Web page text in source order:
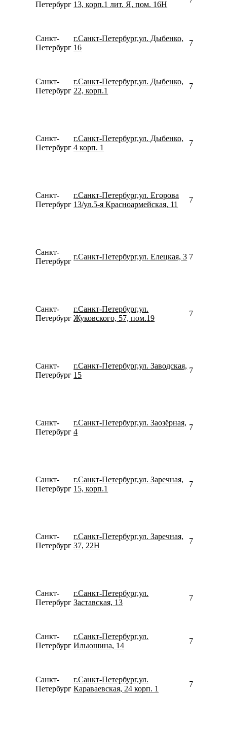
Петербург 13, корп.1 лит. Я, пом. 16Н
Санкт-
Петербург
г.Санкт-Петербург,ул. Дыбенко,
16
Санкт-
Петербург
г.Санкт-Петербург,ул. Дыбенко,
22, корп.1
Санкт-
Петербург
г.Санкт-Петербург,ул. Дыбенко,
4 корп. 1
Санкт-
Петербург
г.Санкт-Петербург,ул. Егорова
13/ул.5-я Красноармейская, 11
Санкт-
Петербург
г.Санкт-Петербург,ул. Елецкая, 3
Санкт-
Петербург
г.Санкт-Петербург,ул.
Жуковского, 57, пом.19
Санкт-
Петербург
г.Санкт-Петербург,ул. Заводская,
15
Санкт-
Петербург
г.Санкт-Петербург,ул. Заозёрная,
4
Санкт-
Петербург
г.Санкт-Петербург,ул. Заречная,
15, корп.1
Санкт-
Петербург
г.Санкт-Петербург,ул. Заречная,
37, 22Н
Санкт-
Петербург
г.Санкт-Петербург,ул.
Заставская, 13
Санкт-
Петербург
г.Санкт-Петербург,ул.
Ильюшина, 14
Санкт-
Петербург
г.Санкт-Петербург,ул.
Караваевская, 24 корп. 1